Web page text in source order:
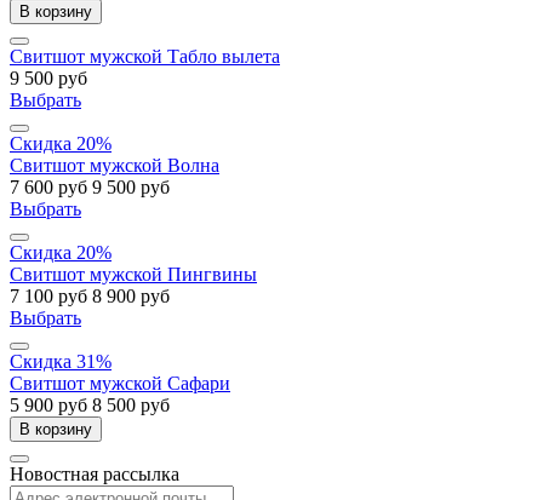
В корзину
Свитшот мужской Табло вылета
9 500 руб
Выбрать
Скидка 20%
Свитшот мужской Волна
7 600 руб 9 500 руб
Выбрать
Скидка 20%
Свитшот мужской Пингвины
7 100 руб 8 900 руб
Выбрать
Скидка 31%
Свитшот мужской Сафари
5 900 руб 8 500 руб
В корзину
Новостная рассылка